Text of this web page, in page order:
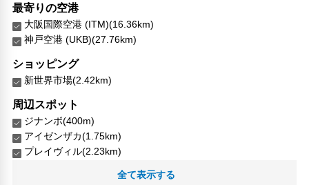
最寄りの空港
大阪国際空港 (ITM)(16.36km)
神戸空港 (UKB)(27.76km)
ショッピング
新世界市場(2.42km)
周辺スポット
ジナンボ(400m)
アイゼンザカ(1.75km)
プレイヴィル(2.23km)
ナナカラオケバー(9.69km)
全て表示する